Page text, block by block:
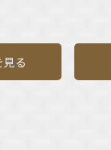
見る